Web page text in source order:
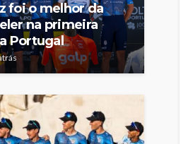
foi o melhor da
na primeira
Portugal